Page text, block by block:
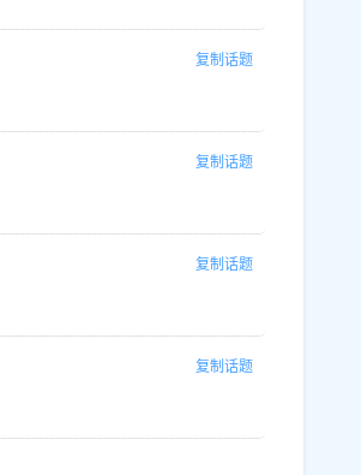
复制话题
复制话题
复制话题
复制话题